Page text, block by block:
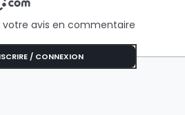
votre avis en commentaire
/ CONNEXION